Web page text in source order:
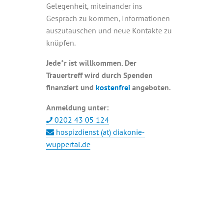
Gelegenheit, miteinander ins
Gespräch zu kommen, Informationen
auszutauschen und neue Kontakte zu
knüpfen.
Jede*r ist willkommen. Der
Trauertreff wird durch Spenden
finanziert und kostenfrei angeboten.
Anmeldung unter:
0202 43 05 124
hospizdienst (at) diakonie-
wuppertal.de